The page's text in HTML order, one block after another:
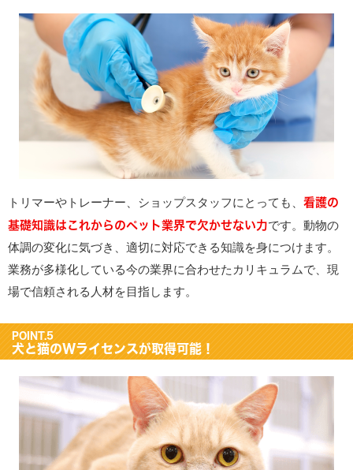
トリマーやトレーナー、ショップスタッフにとっても、 看護の
基礎知識はこれからのペット業界で欠かせない力です。動物の
体調の変化に気づき、適切に対応できる知識を身につけます。
業務が多様化している今の業界に合わせたカリキュラムで、現
場で信頼される人材を目指します。
POINT.5
犬と猫のWライセンスが取得可能！